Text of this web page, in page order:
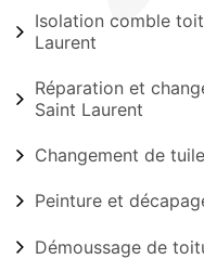
Isolation comble
Laurent
Réparation et
Saint Laurent
Changement de
Peinture et
Démoussage de